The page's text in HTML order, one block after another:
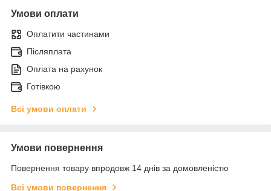
Умови оплати
Оплатити частинами
Післяплата
Оплата на рахунок
Готівкою
Всі умови оплати
Умови повернення
Повернення товару впродовж 14 днів за домовленістю
Всі умови повернення